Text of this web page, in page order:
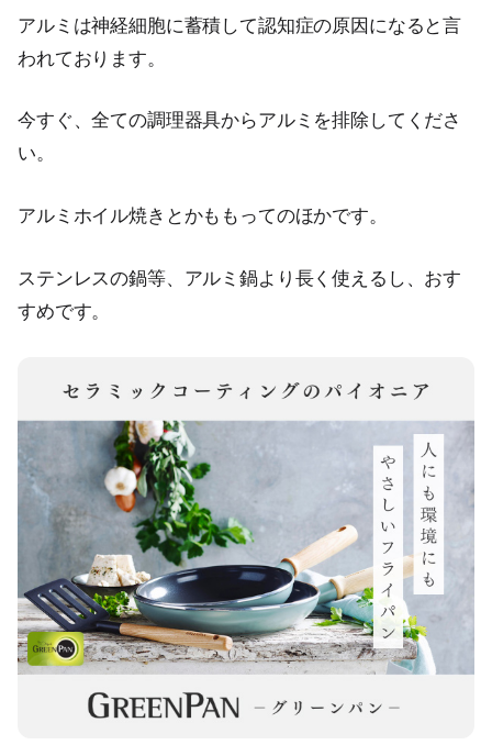
アルミは神経細胞に蓄積して認知症の原因になると言
われております。
今すぐ、全ての調理器具からアルミを排除してくださ
い。
アルミホイル焼きとかももってのほかです。
ステンレスの鍋等、アルミ鍋より長く使えるし、おす
すめです。